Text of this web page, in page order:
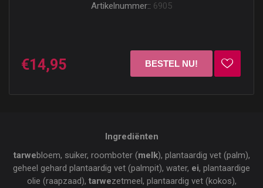
Artikelnummer:: 6905
€14,95
Ingrediënten
tarwebloem, suiker, roomboter (melk), plantaardig vet (palm),
geheel gehard plantaardig vet (palmpit), water, ei, plantaardige
olie (raapzaad), tarwezetmeel, plantaardig vet (kokos),